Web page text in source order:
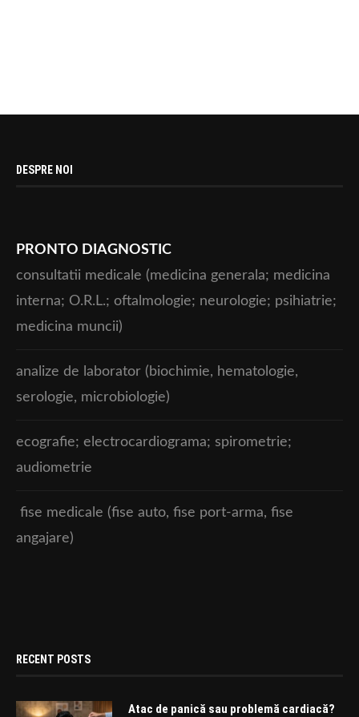
DESPRE NOI
PRONTO DIAGNOSTIC
consultatii medicale (medicina generala; medicina
interna; O.R.L.; oftalmologie; neurologie; psihiatrie;
medicina muncii)
analize de laborator (biochimie, hematologie,
serologie, microbiologie)
ecografie; electrocardiograma; spirometrie;
audiometrie
fise medicale (fise auto, fise port-arma, fise
angajare)
RECENT POSTS
Atac de panică sau problemă cardiacă?